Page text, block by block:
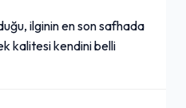
ilginin en son safhada
kalitesi kendini belli